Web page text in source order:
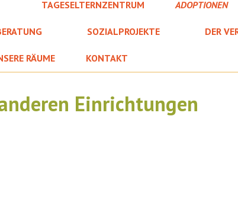
TAGESELTERNZENTRUM ADOPTIONEN
SOZIALPROJEKTE DER
RÄUME KONTAKT
Einrichtungen